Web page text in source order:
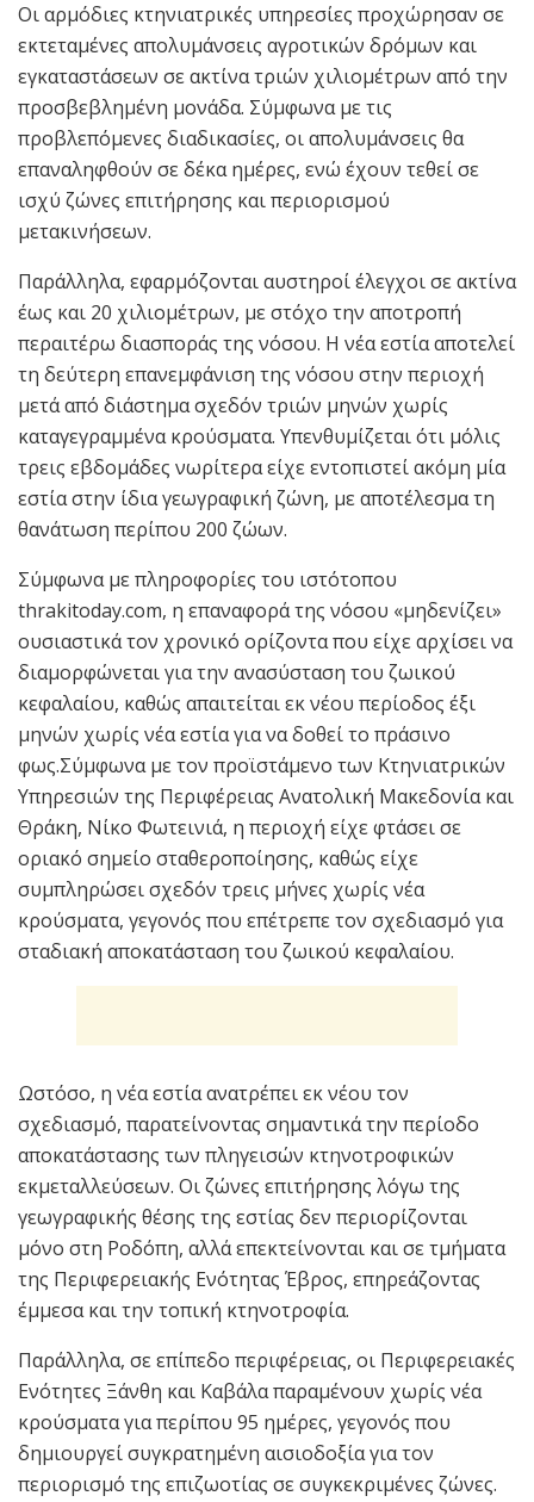
Οι αρμόδιες κτηνιατρικές υπηρεσίες προχώρησαν σε
εκτεταμένες απολυμάνσεις αγροτικών δρόμων και
εγκαταστάσεων σε ακτίνα τριών χιλιομέτρων από την
προσβεβλημένη μονάδα. Σύμφωνα με τις
προβλεπόμενες διαδικασίες, οι απολυμάνσεις θα
επαναληφθούν σε δέκα ημέρες, ενώ έχουν τεθεί σε
ισχύ ζώνες επιτήρησης και περιορισμού
μετακινήσεων.
Παράλληλα, εφαρμόζονται αυστηροί έλεγχοι σε ακτίνα
έως και 20 χιλιομέτρων, με στόχο την αποτροπή
περαιτέρω διασποράς της νόσου. Η νέα εστία αποτελεί
τη δεύτερη επανεμφάνιση της νόσου στην περιοχή
μετά από διάστημα σχεδόν τριών μηνών χωρίς
καταγεγραμμένα κρούσματα. Υπενθυμίζεται ότι μόλις
τρεις εβδομάδες νωρίτερα είχε εντοπιστεί ακόμη μία
εστία στην ίδια γεωγραφική ζώνη, με αποτέλεσμα τη
θανάτωση περίπου 200 ζώων.
Σύμφωνα με πληροφορίες του ιστότοπου
thrakitoday.com, η επαναφορά της νόσου «μηδενίζει»
ουσιαστικά τον χρονικό ορίζοντα που είχε αρχίσει να
διαμορφώνεται για την ανασύσταση του ζωικού
κεφαλαίου, καθώς απαιτείται εκ νέου περίοδος έξι
μηνών χωρίς νέα εστία για να δοθεί το πράσινο
φως.Σύμφωνα με τον προϊστάμενο των Κτηνιατρικών
Υπηρεσιών της Περιφέρειας Ανατολική Μακεδονία και
Θράκη, Νίκο Φωτεινιά, η περιοχή είχε φτάσει σε
οριακό σημείο σταθεροποίησης, καθώς είχε
συμπληρώσει σχεδόν τρεις μήνες χωρίς νέα
κρούσματα, γεγονός που επέτρεπε τον σχεδιασμό για
σταδιακή αποκατάσταση του ζωικού κεφαλαίου.
Ωστόσο, η νέα εστία ανατρέπει εκ νέου τον
σχεδιασμό, παρατείνοντας σημαντικά την περίοδο
αποκατάστασης των πληγεισών κτηνοτροφικών
εκμεταλλεύσεων. Οι ζώνες επιτήρησης λόγω της
γεωγραφικής θέσης της εστίας δεν περιορίζονται
μόνο στη Ροδόπη, αλλά επεκτείνονται και σε τμήματα
της Περιφερειακής Ενότητας Έβρος, επηρεάζοντας
έμμεσα και την τοπική κτηνοτροφία.
Παράλληλα, σε επίπεδο περιφέρειας, οι Περιφερειακές
Ενότητες Ξάνθη και Καβάλα παραμένουν χωρίς νέα
κρούσματα για περίπου 95 ημέρες, γεγονός που
δημιουργεί συγκρατημένη αισιοδοξία για τον
περιορισμό της επιζωοτίας σε συγκεκριμένες ζώνες.